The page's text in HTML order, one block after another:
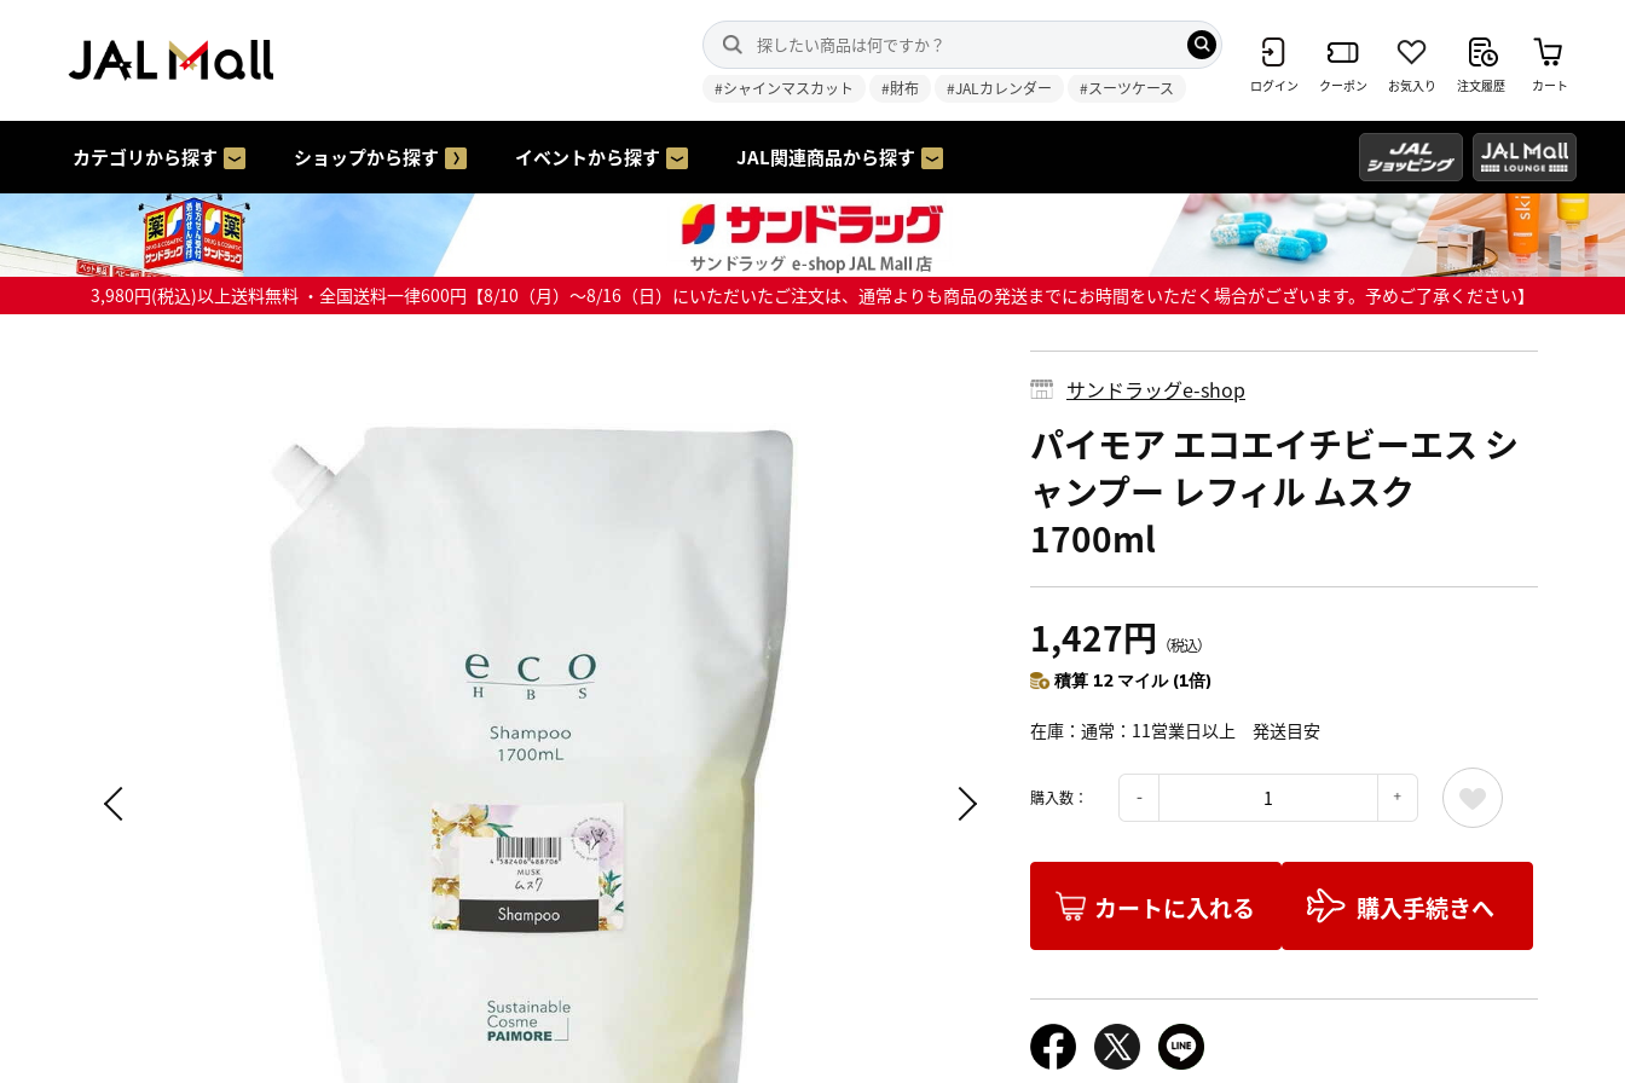
#シャインマスカット #財布 #JALカレンダー #スーツケース ログイン クーポン お気入り 注文履歴 カート
カテゴリから探す ショップから探す イベントから探す JAL関連商品から探す
3,980円(税込)以上送料無料 ・全国送料一律600円【8/10（月）～8/16（日）にいただいたご注文は、通常よりも商品の発送までにお時間をいただく場合がございます。予めご了承ください】
サンドラッグe-shop
パイモア エコエイチビーエス シ
ャンプー レフィル ムスク
1700ml
1,427円 （税込）
積算 12 マイル (1倍)
在庫 通常：11営業日以上 発送目安
購入数：
カートに入れる 購入手続きへ